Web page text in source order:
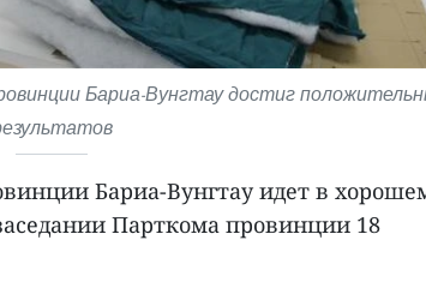
Бариа-Вунгтау достиг
Бариа-Вунгтау идет в
Парткома провинции 18